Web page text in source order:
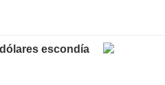
escondía